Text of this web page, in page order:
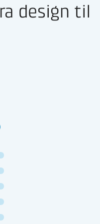
design til